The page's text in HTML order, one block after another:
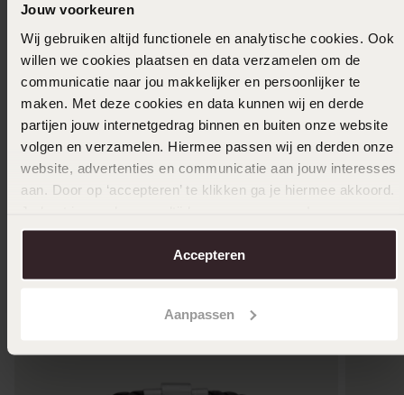
Jouw voorkeuren
Wij gebruiken altijd functionele en analytische cookies. Ook
willen we cookies plaatsen en data verzamelen om de
communicatie naar jou makkelijker en persoonlijker te
maken. Met deze cookies en data kunnen wij en derde
partijen jouw internetgedrag binnen en buiten onze website
volgen en verzamelen. Hiermee passen wij en derden onze
website, advertenties en communicatie aan jouw interesses
aan. Door op ‘accepteren’ te klikken ga je hiermee akkoord.
over in onscookiebeleid.
Accepteren
Aanpassen
Andere kauften auch